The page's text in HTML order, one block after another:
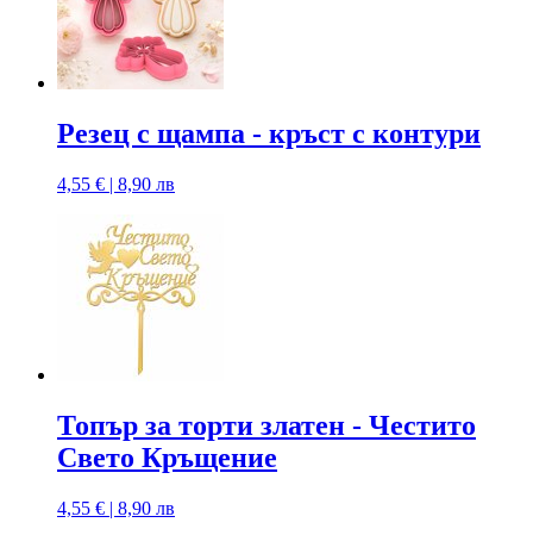
Резец с щампa - кръст с контури
4,55 € | 8,90 лв
Топър за торти златен - Честито
Свето Кръщение
4,55 € | 8,90 лв